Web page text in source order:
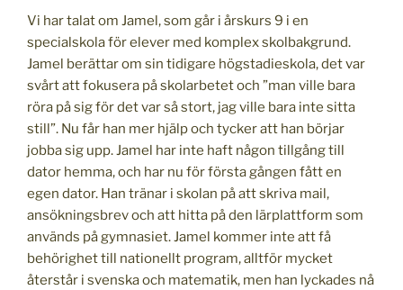
Vi har talat om Jamel, som går i årskurs 9 i en
specialskola för elever med komplex skolbakgrund.
Jamel berättar om sin tidigare högstadieskola, det var
svårt att fokusera på skolarbetet och ”man ville bara
röra på sig för det var så stort, jag ville bara inte sitta
still”. Nu får han mer hjälp och tycker att han börjar
jobba sig upp. Jamel har inte haft någon tillgång till
dator hemma, och har nu för första gången fått en
egen dator. Han tränar i skolan på att skriva mail,
ansökningsbrev och att hitta på den lärplattform som
används på gymnasiet. Jamel kommer inte att få
behörighet till nationellt program, alltför mycket
återstår i svenska och matematik, men han lyckades nå